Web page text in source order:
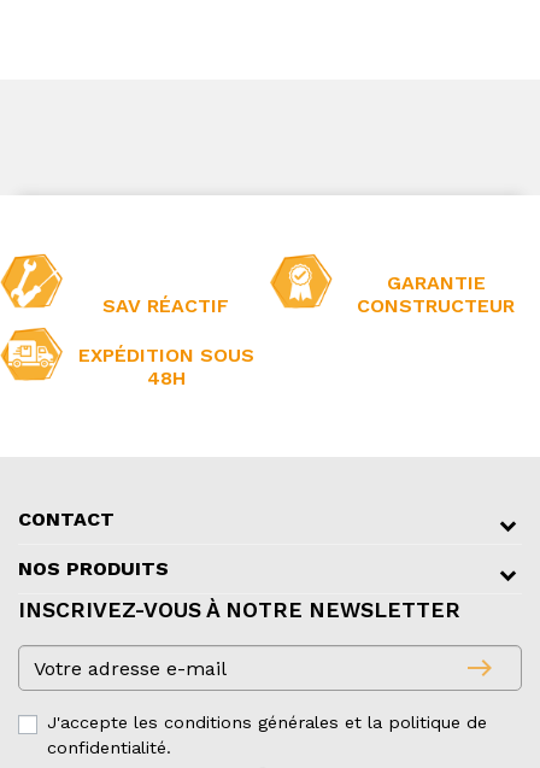
SAV RÉACTIF
GARANTIE
CONSTRUCTEUR
EXPÉDITION SOUS
48H
CONTACT
NOS PRODUITS
INSCRIVEZ-VOUS À NOTRE NEWSLETTER
east
J'accepte les conditions générales et la politique de
confidentialité.